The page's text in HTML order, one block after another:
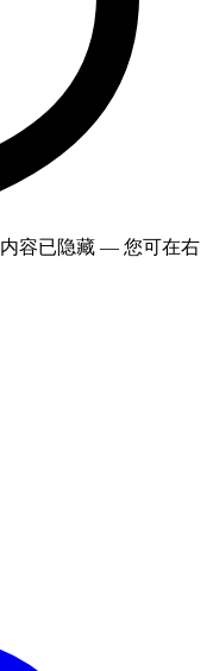
内容已隐藏 — 您可在右